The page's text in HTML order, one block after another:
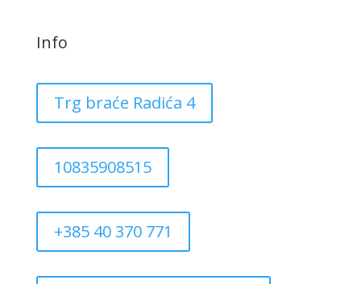
Info
Trg braće Radića 4
10835908515
+385 40 370 771